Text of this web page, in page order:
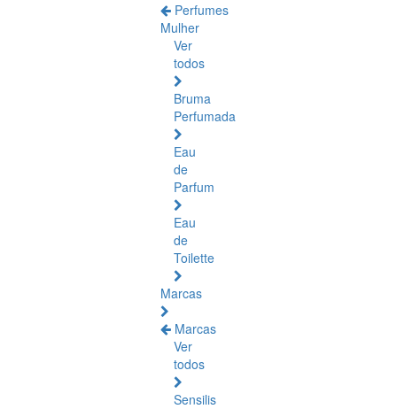
Perfumes
Mulher
Ver
todos
Bruma
Perfumada
Eau
de
Parfum
Eau
de
Toilette
Marcas
Marcas
Ver
todos
Sensilis